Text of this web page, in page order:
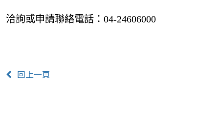
洽詢或申請聯絡電話：04-24606000
回上一頁